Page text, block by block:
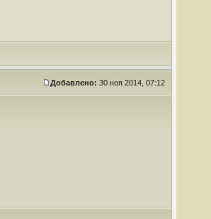
Добавлено: 30 ноя 2014, 07:12